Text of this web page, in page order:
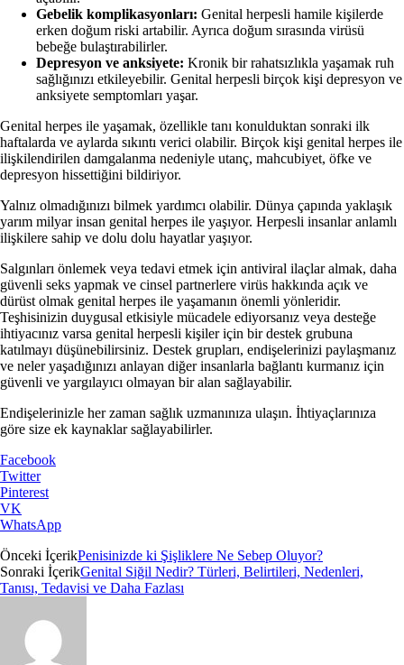
Gebelik komplikasyonları: Genital herpesli hamile kişilerde
erken doğum riski artabilir. Ayrıca doğum sırasında virüsü
bebeğe bulaştırabilirler.
Depresyon ve anksiyete: Kronik bir rahatsızlıkla yaşamak ruh
sağlığınızı etkileyebilir. Genital herpesli birçok kişi depresyon ve
anksiyete semptomları yaşar.
Genital herpes ile yaşamak, özellikle tanı konulduktan sonraki ilk
haftalarda ve aylarda sıkıntı verici olabilir. Birçok kişi genital herpes ile
ilişkilendirilen damgalanma nedeniyle utanç, mahcubiyet, öfke ve
depresyon hissettiğini bildiriyor.
Yalnız olmadığınızı bilmek yardımcı olabilir. Dünya çapında yaklaşık
yarım milyar insan genital herpes ile yaşıyor. Herpesli insanlar anlamlı
ilişkilere sahip ve dolu dolu hayatlar yaşıyor.
Salgınları önlemek veya tedavi etmek için antiviral ilaçlar almak, daha
güvenli seks yapmak ve cinsel partnerlere virüs hakkında açık ve
dürüst olmak genital herpes ile yaşamanın önemli yönleridir.
Teşhisinizin duygusal etkisiyle mücadele ediyorsanız veya desteğe
ihtiyacınız varsa genital herpesli kişiler için bir destek grubuna
katılmayı düşünebilirsiniz. Destek grupları, endişelerinizi paylaşmanız
ve neler yaşadığınızı anlayan diğer insanlarla bağlantı kurmanız için
güvenli ve yargılayıcı olmayan bir alan sağlayabilir.
Endişelerinizle her zaman sağlık uzmanınıza ulaşın. İhtiyaçlarınıza
göre size ek kaynaklar sağlayabilirler.
Facebook
Twitter
Pinterest
VK
WhatsApp
Önceki İçerikPenisinizde ki Şişliklere Ne Sebep Oluyor?
Sonraki İçerikGenital Siğil Nedir? Türleri, Belirtileri, Nedenleri,
Tanısı, Tedavisi ve Daha Fazlası